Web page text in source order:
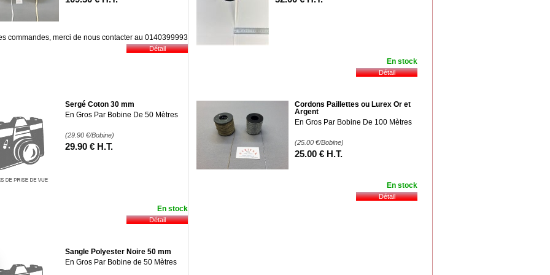
commandes, merci de nous contacter au 0140399993
En stock
Sergé Coton 30 mm
En Gros Par Bobine De 50 Mètres
(29.90 €/Bobine)
29.90 € H.T.
En stock
Cordons Paillettes ou Lurex Or et
Argent
En Gros Par Bobine De 100 Mètres
(25.00 €/Bobine)
25.00 € H.T.
En stock
Sangle Polyester Noire 50 mm
En Gros Par Bobine de 50 Mètres